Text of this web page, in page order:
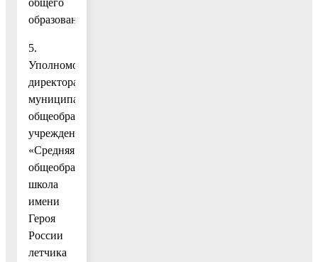
образования.
5.
Уполномочить
директора
муниципального
общеобразовательного
учреждения
«Средняя
общеобразовательная
школа
имени
Героя
России
летчика